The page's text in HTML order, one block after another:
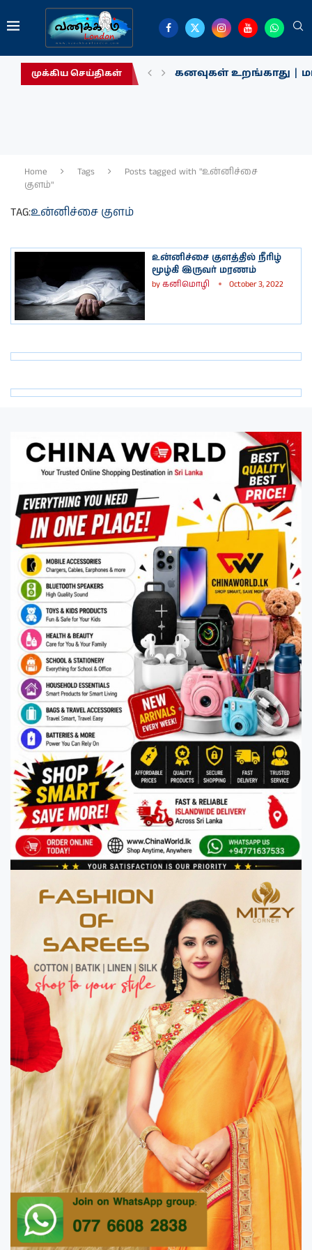
முக்கிய செய்திகள் கனவுகள் உறங்காது |
Home Tags
Posts tagged with "உன்னிச்சை
குளம்"
TAG:உன்னிச்சை குளம்
உன்னிச்சை குளத்தில் நீரிழ்
மூழ்கி இருவர் மரணம்
byகனிமொழி October 3, 2022